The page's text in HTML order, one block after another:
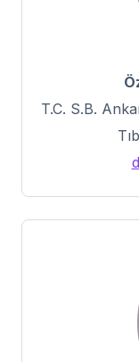
T.C. S.B.